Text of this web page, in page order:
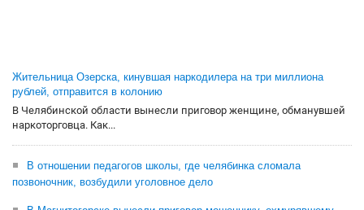
Жительница Озерска, кинувшая наркодилера на три миллиона
рублей, отправится в колонию
В Челябинской области вынесли приговор женщине, обманувшей
наркоторговца. Как...
В отношении педагогов школы, где челябинка сломала
позвоночник, возбудили уголовное дело